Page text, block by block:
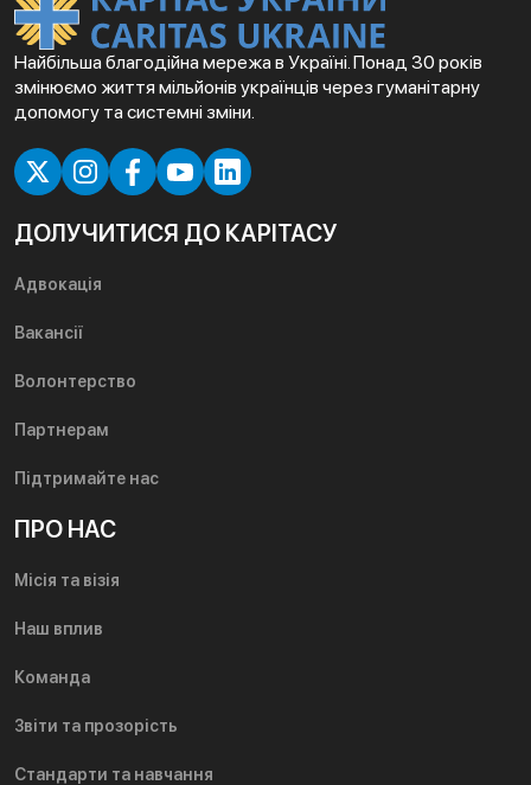
Найбільша благодійна мережа в Україні. Понад 30 років
змінюємо життя мільйонів українців через гуманітарну
допомогу та системні зміни.
ДОЛУЧИТИСЯ ДО КАРІТАСУ
Адвокація
Вакансії
Волонтерство
Партнерам
Підтримайте нас
ПРО НАС
Місія та візія
Наш вплив
Команда
Звіти та прозорість
Стандарти та навчання